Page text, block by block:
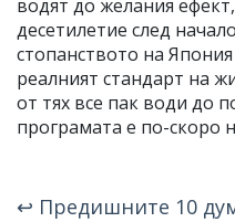
водят до желания
десетилетие след
стопанството на
реалният стандарт на
от тях все пак води до
програмата е по-скоро
↩ Предишните 10